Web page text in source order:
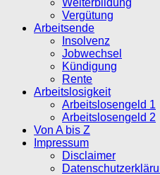
Weiterbildung
Vergütung
Arbeitsende
Insolvenz
Jobwechsel
Kündigung
Rente
Arbeitslosigkeit
Arbeitslosengeld 1
Arbeitslosengeld 2
Von A bis Z
Impressum
Disclaimer